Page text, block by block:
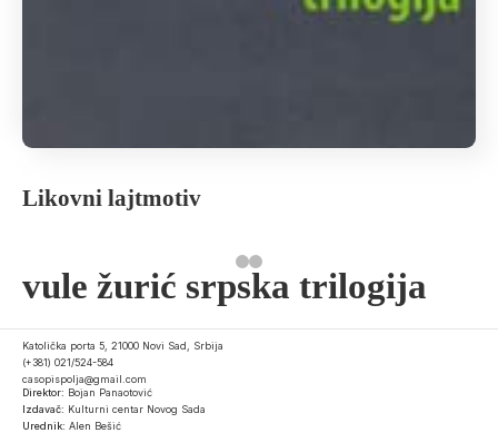
Likovni lajtmotiv
vule žurić srpska trilogija
Katolička porta 5, 21000 Novi Sad, Srbija
(+381) 021/524-584
casopispolja@gmail.com
Direktor: Bojan Panaotović
Izdavač: Kulturni centar Novog Sada
Urednik: Alen Bešić